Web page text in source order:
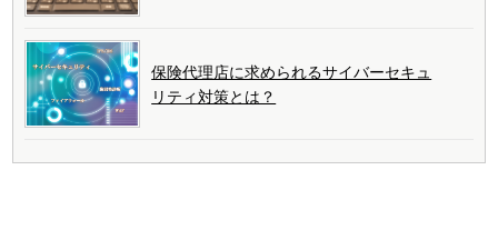
保険代理店に求められるサイバーセキュ
リティ対策とは？